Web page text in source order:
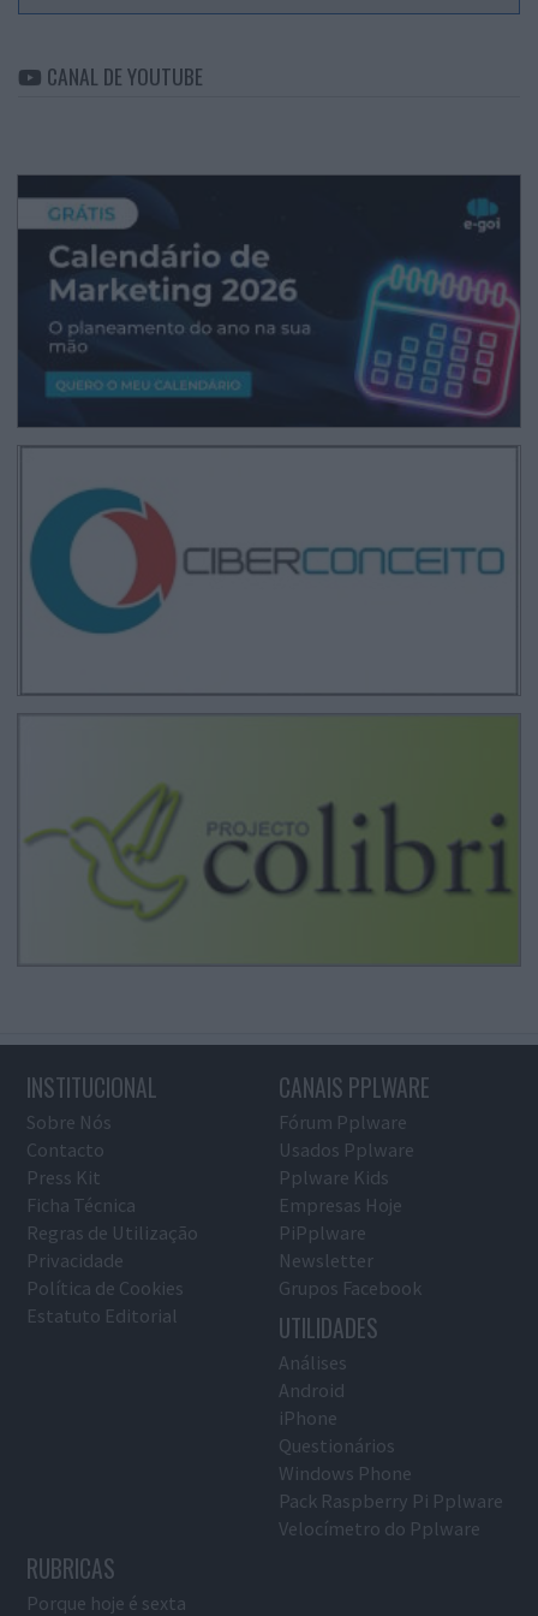
CANAL DE YOUTUBE
INSTITUCIONAL
Sobre Nós
Contacto
Press Kit
Ficha Técnica
Regras de Utilização
Privacidade
Política de Cookies
Estatuto Editorial
CANAIS PPLWARE
Fórum Pplware
Usados Pplware
Pplware Kids
Empresas Hoje
PiPplware
Newsletter
Grupos Facebook
UTILIDADES
Análises
Android
iPhone
Questionários
Windows Phone
Pack Raspberry Pi Pplware
Velocímetro do Pplware
RUBRICAS
Porque hoje é sexta